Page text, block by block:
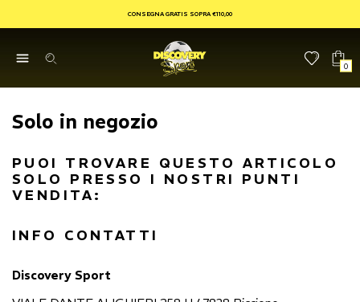
CONSEGNA GRATIS SOPRA €110,00
0
Solo in negozio
PUOI TROVARE QUESTO ARTICOLO
SOLO PRESSO I NOSTRI PUNTI
VENDITA:
INFO CONTATTI
Discovery Sport